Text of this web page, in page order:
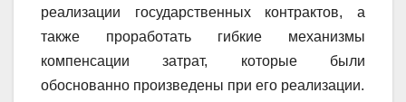
реализации государственных контрактов, а
также проработать гибкие механизмы
компенсации затрат, которые были
обоснованно произведены при его реализации.